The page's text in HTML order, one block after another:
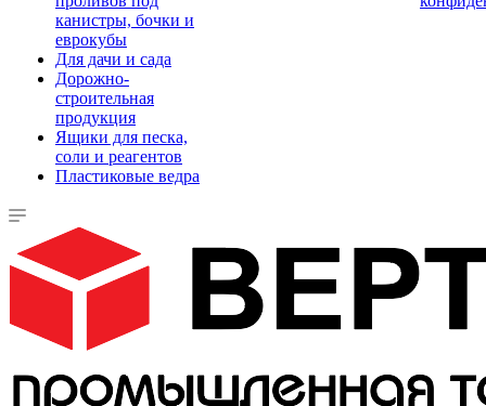
канистры, бочки и
еврокубы
Для дачи и сада
Дорожно-
строительная
продукция
Ящики для песка,
соли и реагентов
Пластиковые ведра